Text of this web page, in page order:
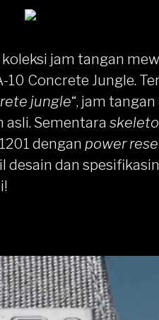
jam tangan
10 Concrete Jungle.
jungle“, jam
Sementara
dengan power
desain dan